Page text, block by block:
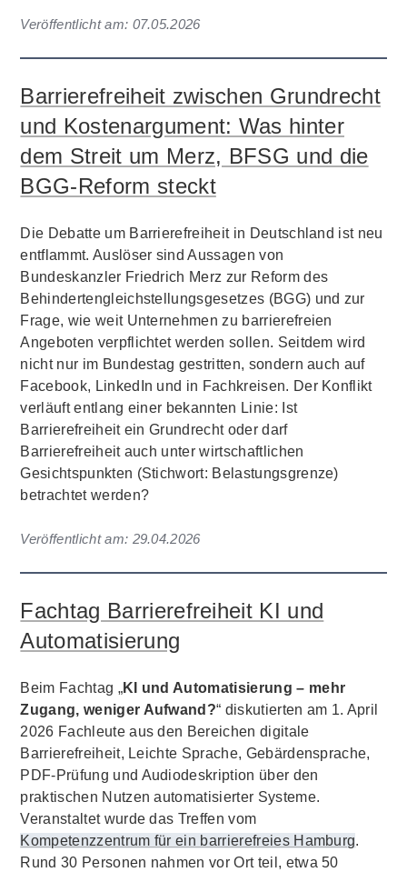
Veröffentlicht am: 07.05.2026
Barrierefreiheit zwischen Grundrecht
und Kostenargument: Was hinter
dem Streit um Merz, BFSG und die
BGG-Reform steckt
Die Debatte um Barrierefreiheit in Deutschland ist neu
entflammt. Auslöser sind Aussagen von
Bundeskanzler Friedrich Merz zur Reform des
Behindertengleichstellungsgesetzes (BGG) und zur
Frage, wie weit Unternehmen zu barrierefreien
Angeboten verpflichtet werden sollen. Seitdem wird
nicht nur im Bundestag gestritten, sondern auch auf
Facebook, LinkedIn und in Fachkreisen. Der Konflikt
verläuft entlang einer bekannten Linie: Ist
Barrierefreiheit ein Grundrecht oder darf
Barrierefreiheit auch unter wirtschaftlichen
Gesichtspunkten (Stichwort: Belastungsgrenze)
betrachtet werden?
Veröffentlicht am: 29.04.2026
Fachtag Barrierefreiheit KI und
Automatisierung
Beim Fachtag „KI und Automatisierung – mehr
Zugang, weniger Aufwand?“ diskutierten am 1. April
2026 Fachleute aus den Bereichen digitale
Barrierefreiheit, Leichte Sprache, Gebärdensprache,
PDF-Prüfung und Audiodeskription über den
praktischen Nutzen automatisierter Systeme.
Veranstaltet wurde das Treffen vom
Kompetenzzentrum für ein barrierefreies Hamburg.
Rund 30 Personen nahmen vor Ort teil, etwa 50